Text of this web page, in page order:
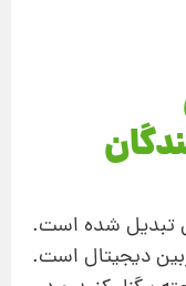
تبدیل شده است.
دیجیتال است.